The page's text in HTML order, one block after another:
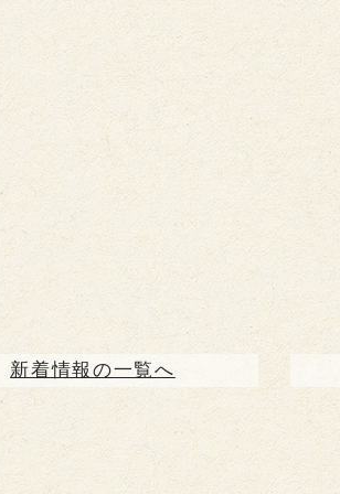
新着情報の一覧へ